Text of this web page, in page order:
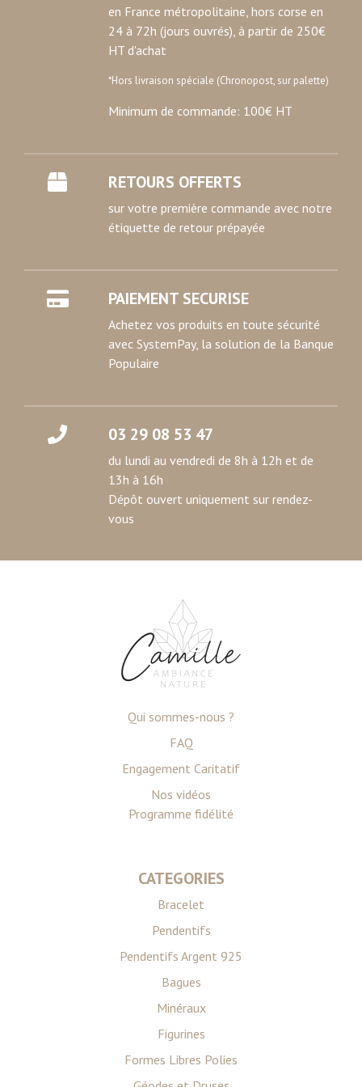
Les cookies nous permettent de personnaliser le contenu
et les annonces, d'offrir des fonctionnalités relatives aux
partageons également des informations sur l'utilisation de
notre site avec nos partenaires de médias sociaux, de
services.
en France métropolitaine, hors corse en
24 à 72h (jours ouvrés), à partir de 250€
HT d'achat
*Hors livraison spéciale (Chronopost, sur palette)
Minimum de commande: 100€ HT
RETOURS OFFERTS
sur votre première commande avec notre
étiquette de retour prépayée
PAIEMENT SECURISE
Achetez vos produits en toute sécurité
avec SystemPay, la solution de la Banque
Populaire
03 29 08 53 47
du lundi au vendredi de 8h à 12h et de
13h à 16h
Dépôt ouvert uniquement sur rendez-
vous
Qui sommes-nous ?
FAQ
Engagement Caritatif
Nos vidéos
Programme fidélité
CATEGORIES
Bracelet
Pendentifs
Pendentifs Argent 925
Bagues
Minéraux
Figurines
Formes Libres Polies